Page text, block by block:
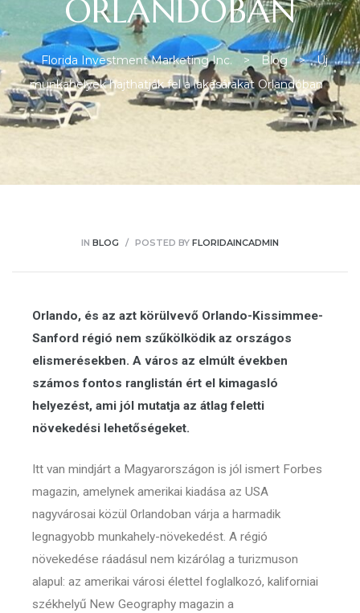
ORLANDÓBAN
Florida Investment Marketing Inc. > Blog > Új
munkahelyek hajthatják fel a lakásárakat Orlandóban
IN BLOG POSTED BY FLORIDAINCADMIN
Orlando, és az azt körülvevő Orlando-Kissimmee-
Sanford régió nem szűkölködik az országos
elismerésekben. A város az elmúlt években
számos fontos ranglistán ért el kimagasló
helyezést, ami jól mutatja az átlag feletti
növekedési lehetőségeket.
Itt van mindjárt a Magyarországon is jól ismert Forbes
magazin, amelynek amerikai kiadása az USA
nagyvárosai közül Orlandoban várja a harmadik
legnagyobb munkahely-növekedést. A régió
növekedése ráadásul nem kizárólag a turizmuson
alapul: az amerikai városi élettel foglalkozó, kaliforniai
székhelyű New Geography magazin a